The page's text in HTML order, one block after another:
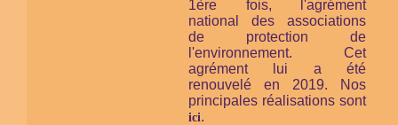
1ère fois, l'agrément
national des associations
de protection de
l'environnement. Cet
agrément lui a été
renouvelé en 2019. Nos
principales réalisations sont
ici.